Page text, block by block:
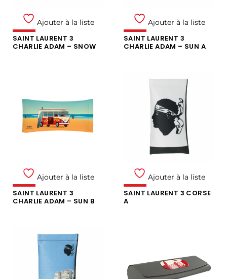
Ajouter à la liste
SAINT LAURENT 3
CHARLIE ADAM – SNOW
Ajouter à la liste
SAINT LAURENT 3
CHARLIE ADAM – SUN A
Ajouter à la liste
SAINT LAURENT 3
CHARLIE ADAM – SUN B
Ajouter à la liste
SAINT LAURENT 3 CORSE
A